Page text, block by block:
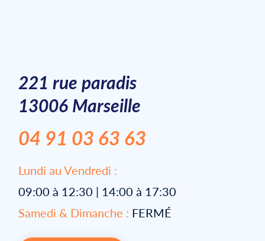
221 rue paradis
13006 Marseille
04 91 03 63 63
Lundi au Vendredi :
09:00 à 12:30 | 14:00 à 17:30
Samedi & Dimanche : FERMÉ